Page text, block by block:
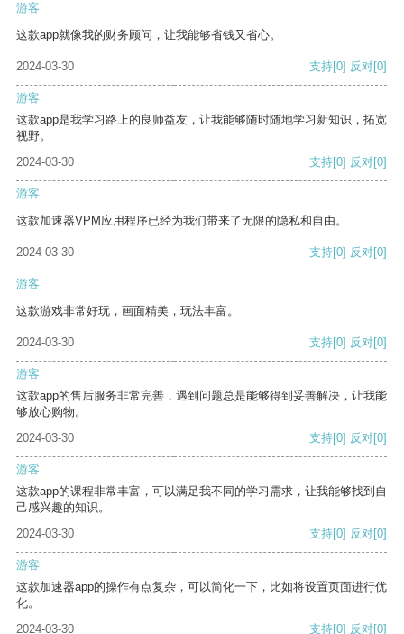
游客
这款app就像我的财务顾问，让我能够省钱又省心。
2024-03-30 支持[0] 反对[0]
游客
这款app是我学习路上的良师益友，让我能够随时随地学习新知识，拓宽
视野。
2024-03-30
支持[0] 反对[0]
游客
这款加速器VPM应用程序已经为我们带来了无限的隐私和自由。
2024-03-30 支持[0] 反对[0]
游客
这款游戏非常好玩，画面精美，玩法丰富。
2024-03-30 支持[0] 反对[0]
游客
这款app的售后服务非常完善，遇到问题总是能够得到妥善解决，让我能
够放心购物。
2024-03-30
支持[0] 反对[0]
游客
这款app的课程非常丰富，可以满足我不同的学习需求，让我能够找到自
己感兴趣的知识。
2024-03-30
支持[0] 反对[0]
游客
这款加速器app的操作有点复杂，可以简化一下，比如将设置页面进行优
化。
2024-03-30
支持[0] 反对[0]